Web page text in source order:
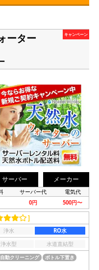
ーター
キャンペーン
サーバー メーカー
サーバー代 電気代
0円 500円〜
］
浄水
RO水
浄水型
水道直結型
自動クリーニング
ボトル下置き